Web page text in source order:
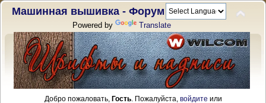
Машинная вышивка - Форум
Powered by Translate
Добро пожаловать, Гость. Пожалуйста, войдите или